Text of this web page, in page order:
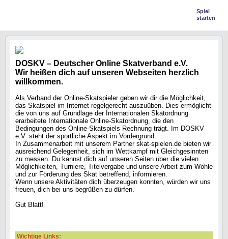
Spiel
starten
DOSKV – Deutscher Online Skatverband e.V.
Wir heißen dich auf unseren Webseiten herzlich
willkommen.
Als Verband der Online-Skatspieler geben wir dir die Möglichkeit,
das Skatspiel im Internet regelgerecht auszuüben. Dies ermöglicht
die von uns auf Grundlage der Internationalen Skatordnung
erarbeitete Internationale Online-Skatordnung, die den
Bedingungen des Online-Skatspiels Rechnung trägt. Im DOSKV
e.V. steht der sportliche Aspekt im Vordergrund.
In Zusammenarbeit mit unserem Partner skat-spielen.de bieten wir
ausreichend Gelegenheit, sich im Wettkampf mit Gleichgesinnten
zu messen. Du kannst dich auf unseren Seiten über die vielen
Möglichkeiten, Turniere, Titelvergabe und unsere Arbeit zum Wohle
und zur Förderung des Skat betreffend, informieren.
Wenn unsere Aktivitäten dich überzeugen konnten, würden wir uns
freuen, dich bei uns begrüßen zu dürfen.
Gut Blatt!
Wichtige Links: